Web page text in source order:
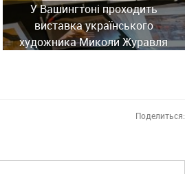
У Вашингтоні проходить
виставка українського
художника Миколи Журавля
Поделиться: